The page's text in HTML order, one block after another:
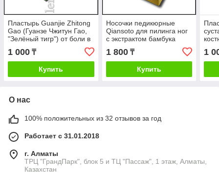
Пластырь Guanjie Zhitong
Gao (Гуанзе Чжитун Гао,
"Зелёный тигр") от боли в
костях.
1 000 ₸
Купить
Носочки педикюрные
Qiansoto для пилинга ног
с экстрактом бамбука
1 800₸
Купить
1
О нас
100% положительных из 32 отзывов за год
Работает с 31.01.2018
г. Алматы
ТРЦ "ГрандПарк", блок 5 и ТЦ "Пассаж", 1 этаж, Алматы,
Казахстан